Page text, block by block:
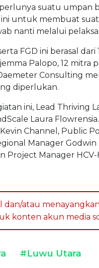
suatu umpan
ini untuk membuat
nanti melalui
FGD ini berasal dari
Palopo, 12
Consulting
diperlukan.
ini, Lead Thriving
Laura
Channel, Public
Manager
Manager HCV-
dan/atau
konten akun media
#Luwu Utara